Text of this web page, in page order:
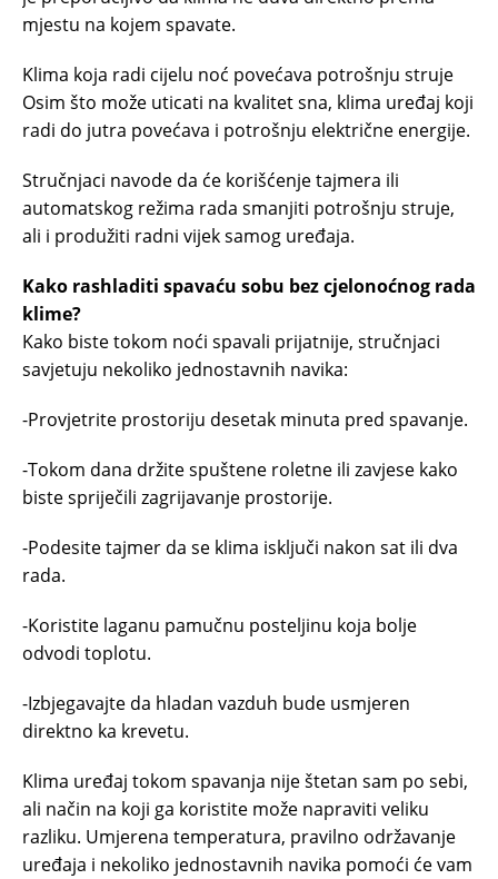
mjestu na kojem spavate.
Klima koja radi cijelu noć povećava potrošnju struje
Osim što može uticati na kvalitet sna, klima uređaj koji
radi do jutra povećava i potrošnju električne energije.
Stručnjaci navode da će korišćenje tajmera ili
automatskog režima rada smanjiti potrošnju struje,
ali i produžiti radni vijek samog uređaja.
Kako rashladiti spavaću sobu bez cjelonoćnog rada
klime?
Kako biste tokom noći spavali prijatnije, stručnjaci
savjetuju nekoliko jednostavnih navika:
-Provjetrite prostoriju desetak minuta pred spavanje.
-Tokom dana držite spuštene roletne ili zavjese kako
biste spriječili zagrijavanje prostorije.
-Podesite tajmer da se klima isključi nakon sat ili dva
rada.
-Koristite laganu pamučnu posteljinu koja bolje
odvodi toplotu.
-Izbjegavajte da hladan vazduh bude usmjeren
direktno ka krevetu.
Klima uređaj tokom spavanja nije štetan sam po sebi,
ali način na koji ga koristite može napraviti veliku
razliku. Umjerena temperatura, pravilno održavanje
uređaja i nekoliko jednostavnih navika pomoći će vam